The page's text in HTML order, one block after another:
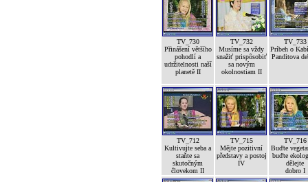
TV_730
Přinášení většího
pohodlí a
udržitelnosti naší
planetě II
TV_732
Musíme sa vždy
snažiť prispôsobiť
sa novým
okolnostiam II
TV_733
Príbeh o
Panditova
TV_712
Kultivujte seba a
staňte sa
skutočným
človekom II
TV_715
Mějte pozitivní
představy a postoj
IV
TV_716
Buďte
buďte
dělejte
dobro I